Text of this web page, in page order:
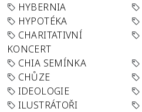
HYBERNIA
HYPOTÉKA
CHARITATIVNÍ
KONCERT
CHIA SEMÍNKA
CHŮZE
IDEOLOGIE
ILUSTRÁTOŘI